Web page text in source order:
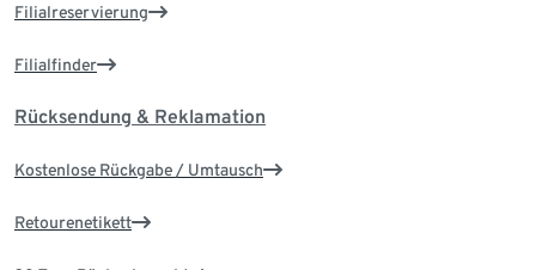
Filialreservierung
Filialfinder
Rücksendung & Reklamation
Kostenlose Rückgabe / Umtausch
Retourenetikett